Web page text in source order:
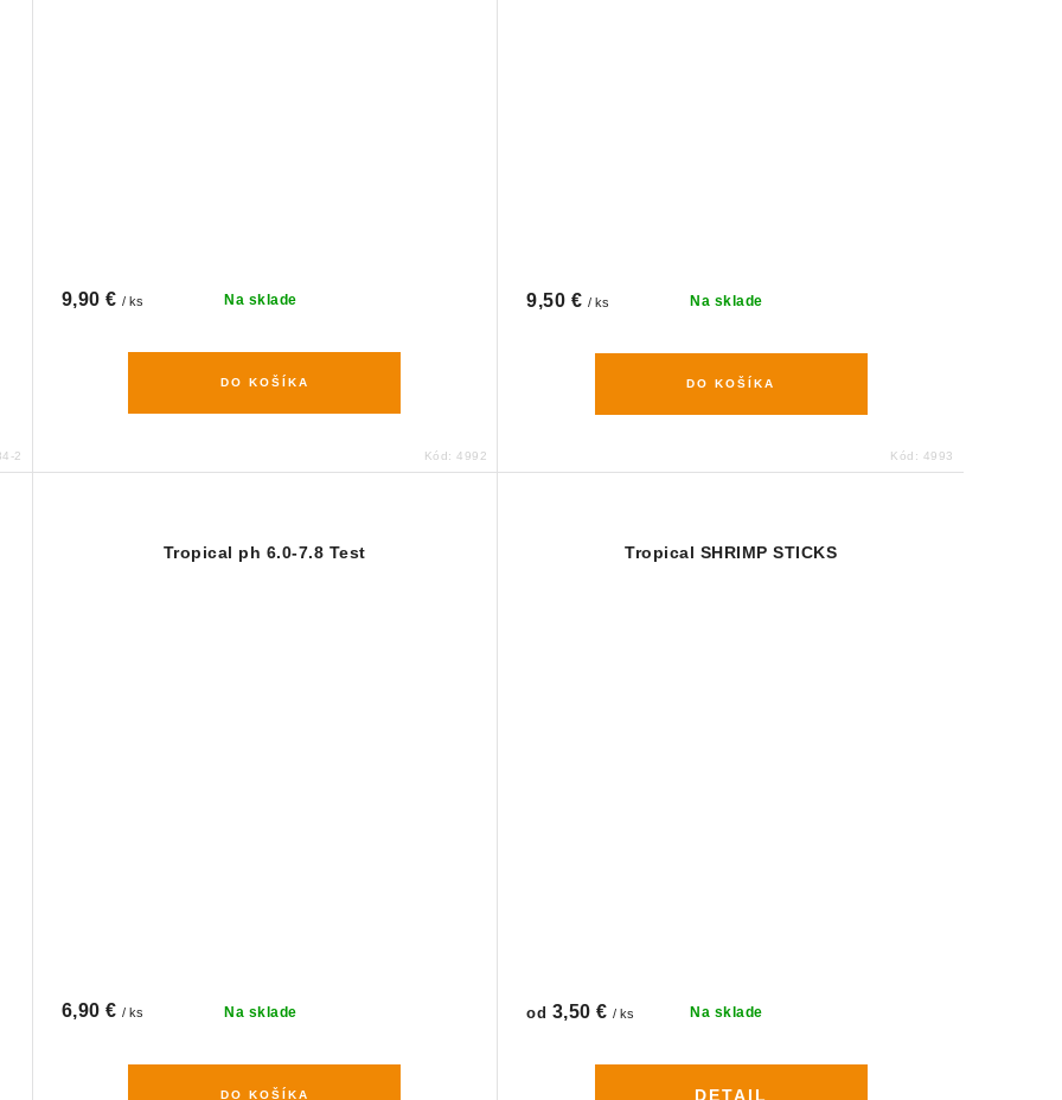
2
Na sklade
9,90 €/ ks
DO KOŠÍKA
Kód:4992
Na sklade
9,50 € / ks
DO KOŠÍKA
Kód: 4993
Tropical ph 6.0-7.8 Test
Na sklade
6,90 €/ ks
DO KOŠÍKA
Tropical SHRIMP STICKS
Na sklade
od 3,50 €/ ks
DETAIL